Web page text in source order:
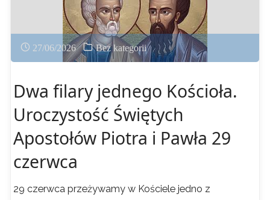
EPISKOPATU
POLSKI"
27/06/2026
Bez kategorii
Dwa filary jednego Kościoła.
Uroczystość Świętych
Apostołów Piotra i Pawła 29
czerwca
29 czerwca przeżywamy w Kościele jedno z